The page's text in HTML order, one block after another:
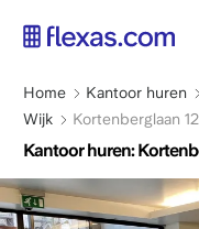
inhoud
gaan
Kruimelpad
Home Kantoor huren
Wijk
Kortenberglaan
Kantoor huren: